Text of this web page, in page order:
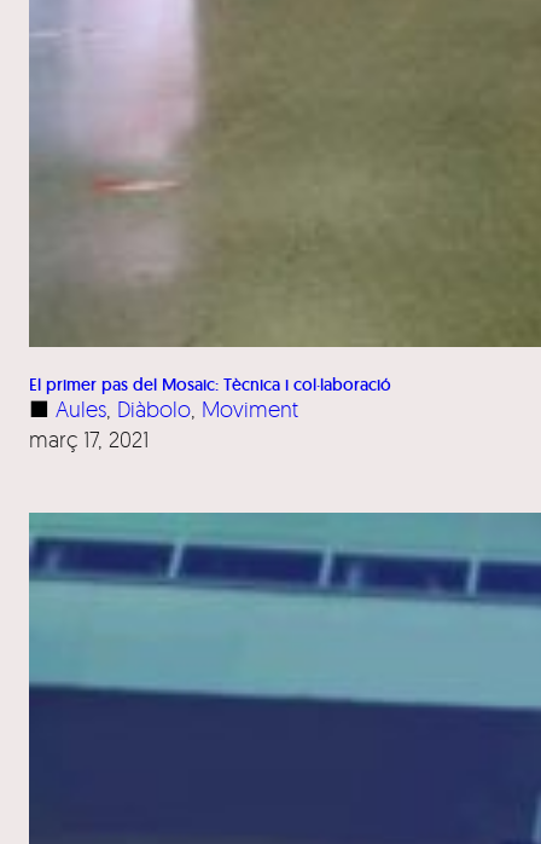
El primer pas del Mosaic: Tècnica i col·laboració
■ Aules Diàbolo Moviment
març 17, 2021